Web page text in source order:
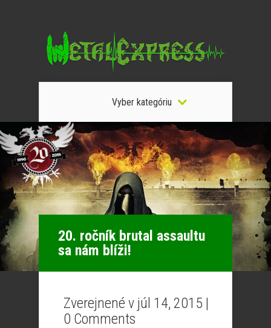
Vyber kategóriu
20. ročník brutal assaultu
sa nám blíži!
Zverejnené v júl 14, 2015 |
0 Comments